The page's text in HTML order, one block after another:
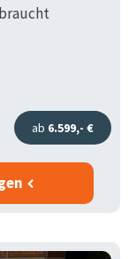
ab 6.599,- €